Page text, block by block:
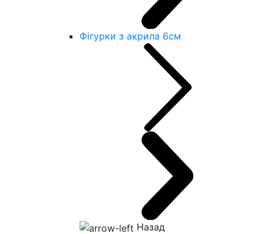
Фігурки з акрила 6см
Назад